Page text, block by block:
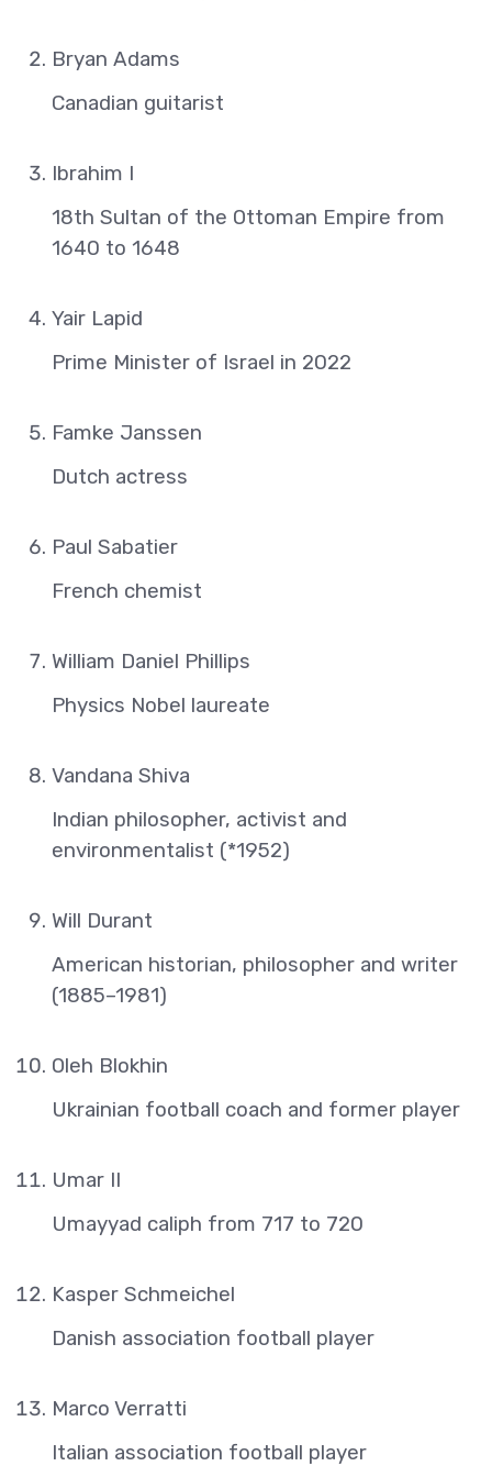
Bryan Adams
Canadian guitarist
Ibrahim I
18th Sultan of the Ottoman Empire from
1640 to 1648
Yair Lapid
Prime Minister of Israel in 2022
Famke Janssen
Dutch actress
Paul Sabatier
French chemist
William Daniel Phillips
Physics Nobel laureate
Vandana Shiva
Indian philosopher, activist and
environmentalist (*1952)
Will Durant
American historian, philosopher and writer
(1885–1981)
Oleh Blokhin
Ukrainian football coach and former player
Umar II
Umayyad caliph from 717 to 720
Kasper Schmeichel
Danish association football player
Marco Verratti
Italian association football player